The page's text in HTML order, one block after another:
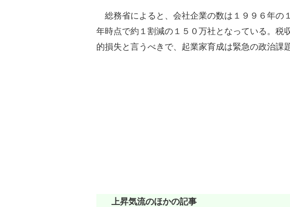
総務省によると、会社企業の数は１９９６年の
年時点で約１割減の１５０万社となっている。税
的損失と言うべきで、起業家育成は緊急の政治課
上昇気流のほかの記事